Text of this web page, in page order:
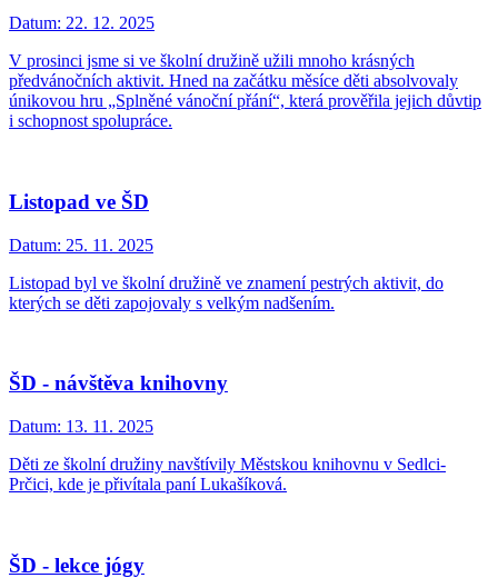
Datum: 22. 12. 2025
V prosinci jsme si ve školní družině užili mnoho krásných
předvánočních aktivit. Hned na začátku měsíce děti absolvovaly
únikovou hru „Splněné vánoční přání“, která prověřila jejich důvtip
i schopnost spolupráce.
Listopad ve ŠD
Datum: 25. 11. 2025
Listopad byl ve školní družině ve znamení pestrých aktivit, do
kterých se děti zapojovaly s velkým nadšením.
ŠD - návštěva knihovny
Datum: 13. 11. 2025
Děti ze školní družiny navštívily Městskou knihovnu v Sedlci-
Prčici, kde je přivítala paní Lukašíková.
ŠD - lekce jógy